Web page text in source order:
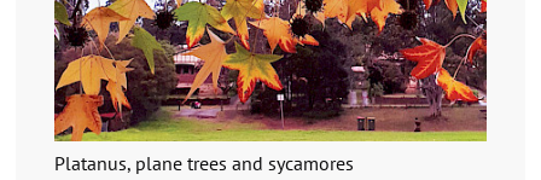
Platanus, plane trees and sycamores